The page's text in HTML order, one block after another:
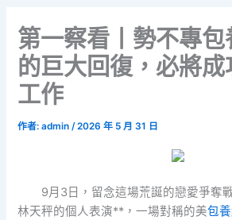
第一察看丨勢不專
的巨大回復，必將成
工作
作者:admin/2026 年 5 月 31 日
9月3日，留念這場荒誕的戀愛爭奪
林天秤的個人表演**，一場對稱的美包